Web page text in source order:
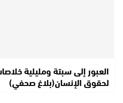
العبور إلى سبتة ومليلية
لحقوق الإنسان(بلاغ صحفي)